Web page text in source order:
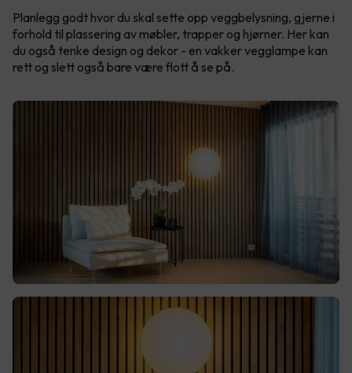
Planlegg godt hvor du skal sette opp veggbelysning, gjerne i
forhold til plassering av møbler, trapper og hjørner. Her kan
du også tenke design og dekor - en vakker vegglampe kan
rett og slett også bare være flott å se på.